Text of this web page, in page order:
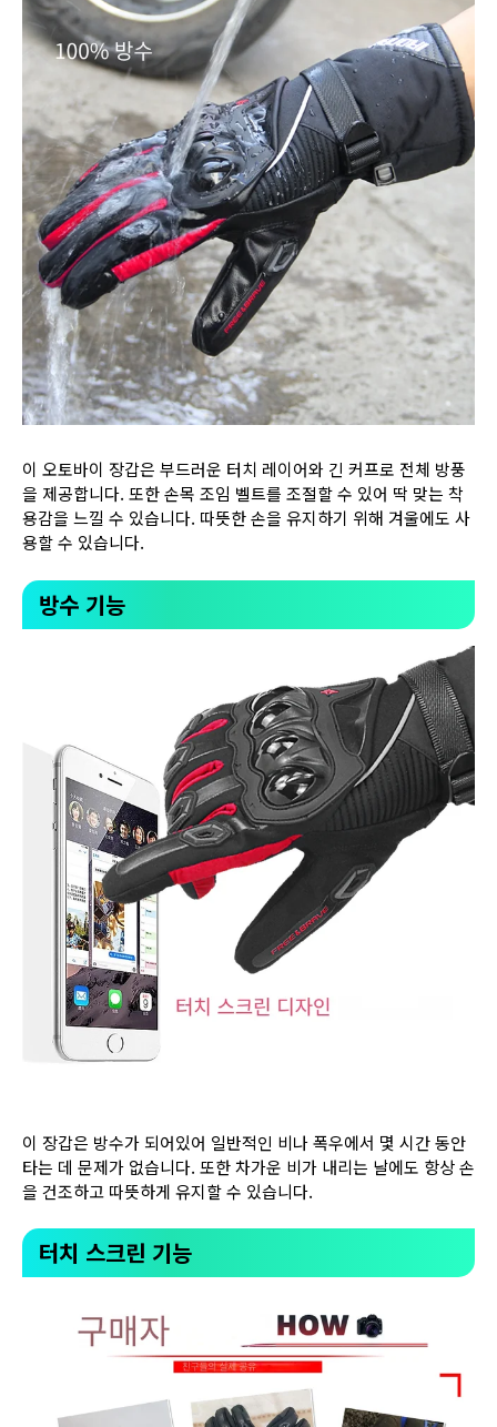
이 오토바이 장갑은 부드러운 터치 레이어와 긴 커프로 전체 방풍
을 제공합니다. 또한 손목 조임 벨트를 조절할 수 있어 딱 맞는 착
용감을 느낄 수 있습니다. 따뜻한 손을 유지하기 위해 겨울에도 사
용할 수 있습니다.
방수 기능
이 장갑은 방수가 되어있어 일반적인 비나 폭우에서 몇 시간 동안
타는 데 문제가 없습니다. 또한 차가운 비가 내리는 날에도 항상 손
을 건조하고 따뜻하게 유지할 수 있습니다.
터치 스크린 기능